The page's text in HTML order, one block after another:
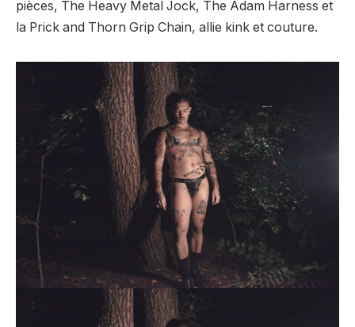
pièces, The Heavy Metal Jock, The Adam Harness et
la Prick and Thorn Grip Chain, allie kink et couture.